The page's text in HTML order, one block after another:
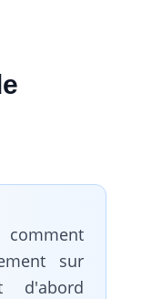
sur
d'abord